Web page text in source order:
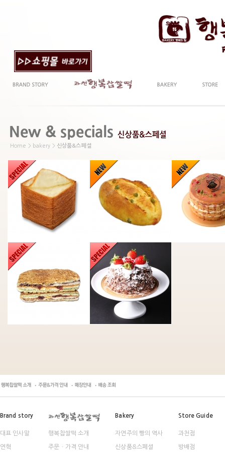
Home > bakery > 신상품&스페셜
Brand story
대표 인사말
연혁
행복찹쌀떡 소개
주문ㆍ가격 안내
Bakery
자연주의 빵의 역사
신상품&스페셜
Store Guide
과천점
방배점